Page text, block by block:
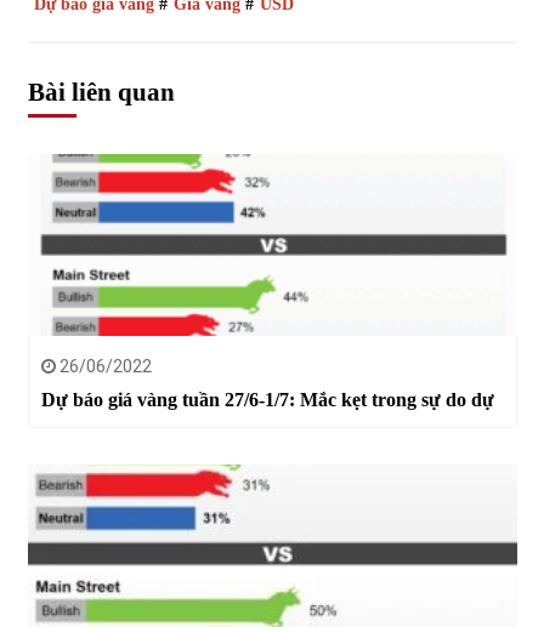
Dự báo giá vàng# Giá vàng# USD
Bài liên quan
26/06/2022
Dự báo giá vàng tuần 27/6-1/7: Mắc kẹt trong sự do dự